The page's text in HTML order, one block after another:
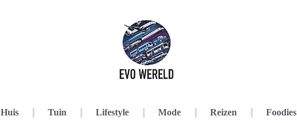
Huis Tuin Lifestyle Mode Reizen Foodies